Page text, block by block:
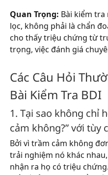
Quan Trọng: Bài kiểm tra
lọc, không phải là chẩn
cho thấy triệu chứng từ
trọng, việc đánh giá
Các Câu Hỏi
Bài Kiểm Tra BDI
1. Tại sao không chỉ
cảm không?” với tùy
Bởi vì trầm cảm không
trải nghiệm nó khác
nhận ra họ có triệu